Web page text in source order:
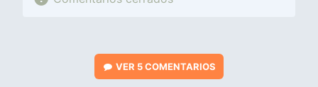
VER 5 COMENTARIOS